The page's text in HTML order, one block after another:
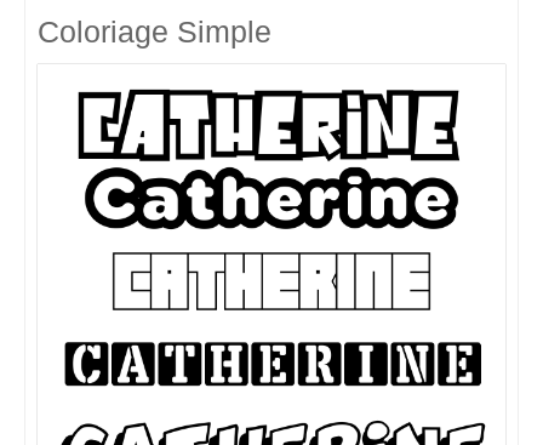
Coloriage Simple